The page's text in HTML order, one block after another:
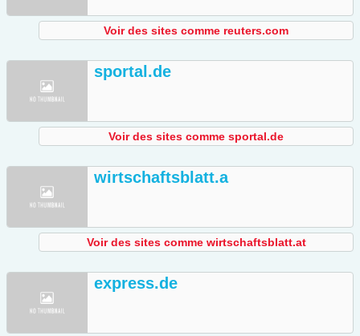
Voir des sites comme reuters.com
sportal.de
Voir des sites comme sportal.de
wirtschaftsblatt.a
Voir des sites comme wirtschaftsblatt.at
express.de